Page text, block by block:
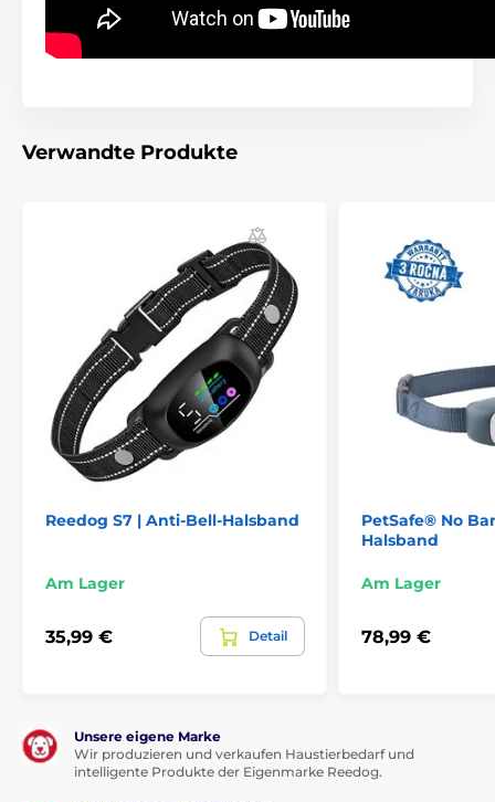
Battereiaustausch
Gewicht und Massen
Antibell- Halsband
einstellbares Halsband
Magnetverschluss
Entladungslampe
Batterie
Anleitung
Illustration.
Ankündigung geändert werden. Die Bilder dienen nur
Verwandte Produkte
Reedog S7 | Anti-Bell-Halsband
Am Lager
35,99 € Detail
PetSafe® No
Halsband
Am Lager
78,99 €
Unsere eigene Marke
Wir produzieren und verkaufen Haustierbedarf und
intelligente Produkte der Eigenmarke Reedog.